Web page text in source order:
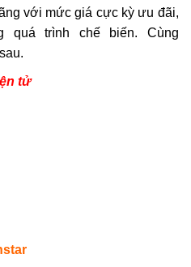
với mức giá cực kỳ ưu đãi,
quá trình chế biến. Cùng
tử